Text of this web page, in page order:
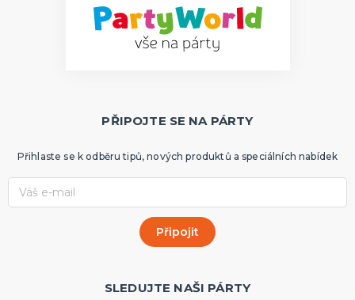
PŘIPOJTE SE NA PÁRTY
Přihlaste se k odběru tipů, nových produktů a speciálních nabídek
SLEDUJTE NAŠI PÁRTY